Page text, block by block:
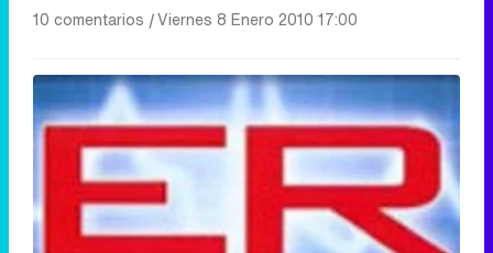
10 comentarios |Viernes 8 Enero 2010 17:00